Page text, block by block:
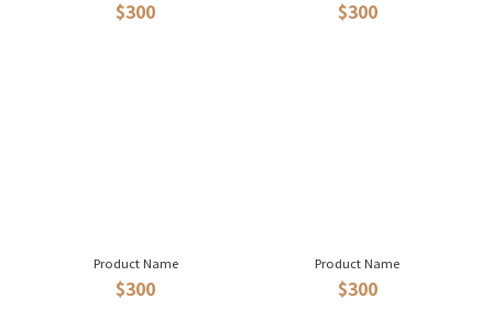
$300 $300
Product Name
$300
Product Name
$300